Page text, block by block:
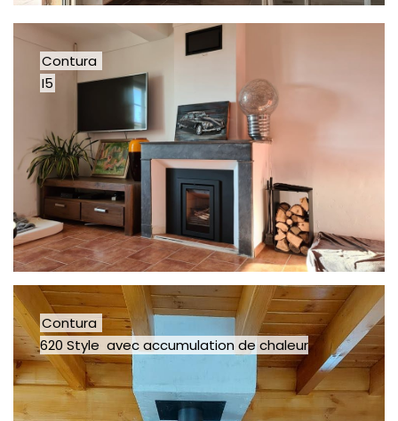
Contura
I5
Contura
620 Style avec accumulation de chaleur